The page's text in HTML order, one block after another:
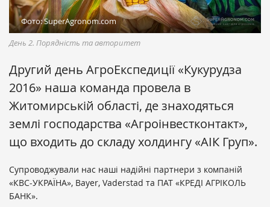
Фото: SuperAgronom.com
День 2. Порядність та авторитет
Другий день АгроЕкспедиції «Кукурудза
2016» наша команда провела в
Житомирській області, де знаходяться
землі господарства «Агроінвестконтакт»,
що входить до складу холдингу «АІК Груп».
Супроводжували нас наші надійні партнери з компаній
«КВС-УКРАЇНА», Bayer, Vaderstad та ПАТ «КРЕДІ АГРІКОЛЬ
БАНК».